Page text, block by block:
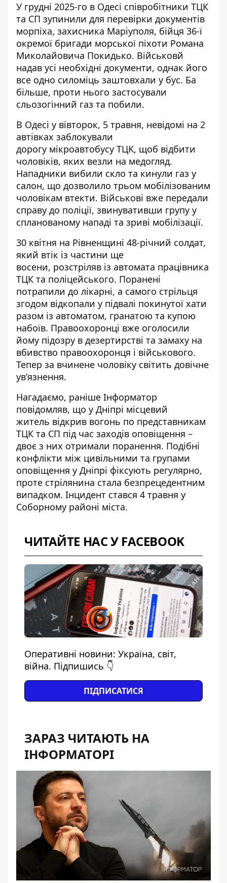
У грудні 2025-го в Одесі співробітники ТЦК
та СП зупинили для перевірки документів
морпіха, захисника Маріуполя, бійця 36-ї
окремої бригади морської піхоти Романа
Миколайовича Покидько. Військовй
надав усі необхідні документи, однак його
все одно силоміць заштовхали у бус. Ба
більше, проти нього застосували
сльозогінний газ та побили.
В Одесі у вівторок, 5 травня, невідомі на 2
автівках заблокували
дорогу мікроавтобусу TЦK, щоб відбити
чоловіків, яких везли на медогляд.
Нападники вибили скло та кинули газ у
салон, що дозволило трьом мобілізованим
чоловікам втекти. Військові вже передали
справу до поліції, звинувативши групу у
спланованому нападі та зриві мобілізації.
30 квітня на Рівненщині 48-річний солдат,
який втік із частини ще
восени, розстріляв із автомата працівника
ТЦК та поліцейського. Поранені
потрапили до лікарні, а самого стрільця
згодом відкопали у підвалі покинутої хати
разом із автоматом, гранатою та купою
набоїв. Правоохоронці вже оголосили
йому підозру в дезертирстві та замаху на
вбивство правоохоронця і військового.
Тепер за вчинене чоловіку світить довічне
ув’язнення.
Нагадаємо, раніше Інформатор
повідомляв, що у Дніпрі місцевий
житель відкрив вогонь по представникам
ТЦК та СП під час заходів оповіщення –
двоє з них отримали поранення. Подібні
конфлікти між цивільними та групами
оповіщення у Дніпрі фіксують регулярно,
проте стрілянина стала безпрецедентним
випадком. Інцидент стався 4 травня у
Соборному районі міста.
ЧИТАЙТЕ НАС У FACEBOOK
Оперативні новини: Україна, світ,
війна. Підпишись 👇
ПІДПИСАТИСЯ
ЗАРАЗ ЧИТАЮТЬ НА
ІНФОРМАТОРІ